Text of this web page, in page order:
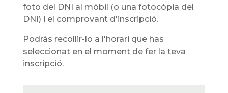
foto del DNI al mòbil (o una fotocòpia del
DNI) i el comprovant d'inscripció.
Podràs recollir-lo a l'horari que has
seleccionat en el moment de fer la teva
inscripció.